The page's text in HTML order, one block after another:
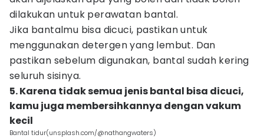
dilakukan untuk perawatan bantal.
Jika bantalmu bisa dicuci, pastikan untuk
menggunakan detergen yang lembut. Dan
pastikan sebelum digunakan, bantal sudah kering
seluruh sisinya.
5. Karena tidak semua jenis bantal bisa dicuci,
kamu juga membersihkannya dengan vakum
kecil
Bantal tidur(unsplash.com/@nathangwaters)